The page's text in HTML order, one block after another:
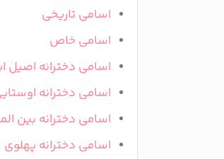
اسامی تاریخی
اسامی خاص
اسامی دخترانه اصیل
اسامی دخترانه
اسامی دخترانه بین
اسامی دخترانه پهلوی